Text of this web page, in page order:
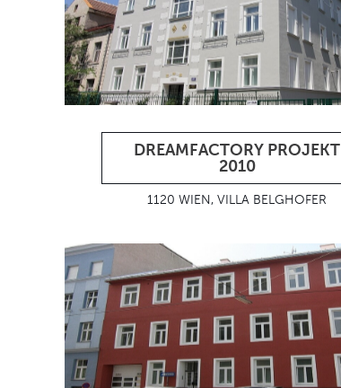
DREAMFACTORY PROJEKT
2010
1120 WIEN, VILLA BELGHOFER